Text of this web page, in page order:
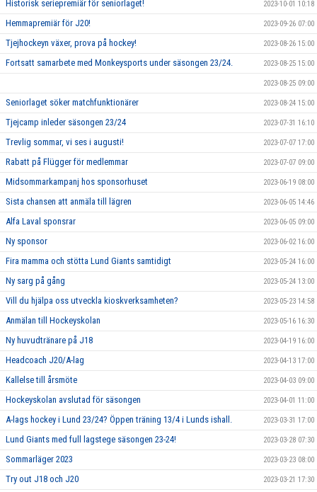
Historisk seriepremiär för seniorlaget! 2023-10-01 10:18
Hemmapremiär för J20! 2023-09-26 07:00
Tjejhockeyn växer, prova på hockey! 2023-08-26 15:00
Fortsatt samarbete med Monkeysports under säsongen 23/24. 2023-08-25 15:00
2023-08-25 09:00
Seniorlaget söker matchfunktionärer 2023-08-24 15:00
Tjejcamp inleder säsongen 23/24 2023-07-31 16:10
Trevlig sommar, vi ses i augusti! 2023-07-07 17:00
Rabatt på Flügger för medlemmar 2023-07-07 09:00
Midsommarkampanj hos sponsorhuset 2023-06-19 08:00
Sista chansen att anmäla till lägren 2023-06-05 14:46
Alfa Laval sponsrar 2023-06-05 09:00
Ny sponsor 2023-06-02 16:00
Fira mamma och stötta Lund Giants samtidigt 2023-05-24 16:00
Ny sarg på gång 2023-05-24 13:00
Vill du hjälpa oss utveckla kioskverksamheten? 2023-05-23 14:58
Anmälan till Hockeyskolan 2023-05-16 16:30
Ny huvudtränare på J18 2023-04-19 16:00
Headcoach J20/A-lag 2023-04-13 17:00
Kallelse till årsmöte 2023-04-03 09:00
Hockeyskolan avslutad för säsongen 2023-04-01 11:00
A-lags hockey i Lund 23/24? Öppen träning 13/4 i Lunds ishall. 2023-03-31 17:00
Lund Giants med full lagstege säsongen 23-24! 2023-03-28 07:30
Sommarläger 2023 2023-03-23 08:00
Try out J18 och J20 2023-03-21 17:30